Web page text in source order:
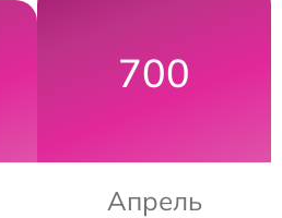
700
Апрель